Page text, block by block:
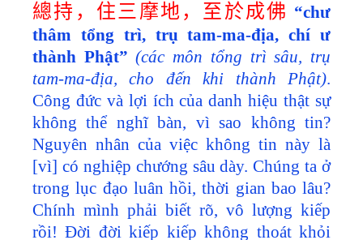
總持，住三摩地，至於成佛 “chư
thâm tổng trì, trụ tam-ma-địa, chí ư
thành Phật”(các môn tổng trì sâu, trụ
tam-ma-địa, cho đến khi thành Phật).
Công đức và lợi ích của danh hiệu thật sự
không thể nghĩ bàn, vì sao không tin?
Nguyên nhân của việc không tin này là
[vì] có nghiệp chướng sâu dày. Chúng ta ở
trong lục đạo luân hồi, thời gian bao lâu?
Chính mình phải biết rõ, vô lượng kiếp
rồi! Đời đời kiếp kiếp không thoát khỏi